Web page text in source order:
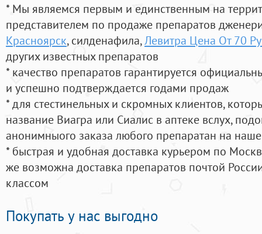
* Мы являемся первым и единственным на
представителем по продаже препаратов
Красноярск, силденафила,Левитра Цена От 70
других известных препаратов
* качество препаратов гарантируется
и успешно подтверждается годами продаж
* для стестинельных и скромных клиентов,
название Виагра или Сиалис в аптеке вслух,
анонимныого заказа любого препаратан на
* быстрая и удобная доставка курьером по
же возможна доставка препаратов почтой
классом
Покупать у нас выгодно